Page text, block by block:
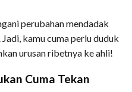
perubahan mendadak
kamu cuma perlu duduk
urusan ribetnya ke ahli!
Cuma Tekan